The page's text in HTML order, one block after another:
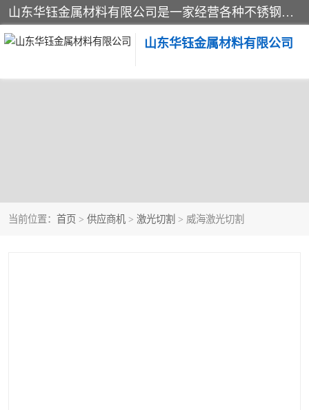
山东华钰金属材料有限公司是一家经营各种不锈钢管材、板材、圆钢、法兰、封头、型材等产品的公司；主营产品有：不锈钢管，激光切割，管件标准件，不锈钢圆钢，不锈钢人孔，不锈钢亮管，不锈钢角钢，不锈钢加工，不锈钢管子，不锈钢工业方管，不锈钢封头，不锈钢法兰，不锈钢阀门，不锈钢槽钢，不锈钢扁钢，不锈钢板等；可为客户制作各种规格的型材及不锈钢配件、非标准件及各种容器具等，能满足客户的不同采购要求。
山东华钰金属材料有限公司
当前位置： 首页 > 供应商机 > 激光切割 > 威海激光切割